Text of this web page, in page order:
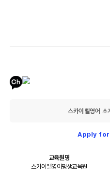
스카이벨영어 소
Apply
교육원명
스카이벨영어평생교육원